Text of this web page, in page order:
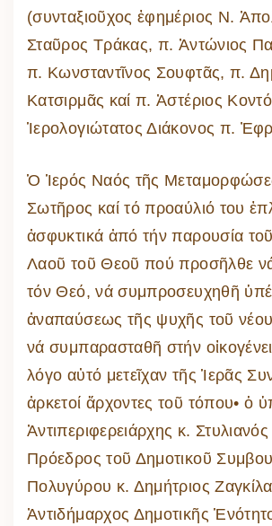
(συνταξιοῦχος ἐφημέριος Ν.
Σταῦρος Τράκας, π. Ἀντώνιος
π. Κωνσταντῖνος Σουφτᾶς, π.
Κατσιρμᾶς καί π. Ἀστέριος
Ἱερολογιώτατος Διάκονος π.
Ὁ Ἱερός Ναός τῆς
Σωτῆρος καί τό προαύλιό του
ἀσφυκτικά ἀπό τήν παρουσία
Λαοῦ τοῦ Θεοῦ πού προσῆλθε
τόν Θεό, νά συμπροσευχηθῆ
ἀναπαύσεως τῆς ψυχῆς τοῦ νέου
νά συμπαρασταθῆ στήν
λόγο αὐτό μετεῖχαν τῆς Ἱερᾶς
ἀρκετοί ἄρχοντες τοῦ τόπου• ὁ
Ἀντιπεριφερειάρχης κ.
Πρόεδρος τοῦ Δημοτικοῦ
Πολυγύρου κ. Δημήτριος
Ἀντιδήμαρχος Δημοτικῆς